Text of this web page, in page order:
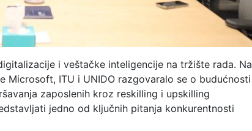
i veštačke inteligencije na tržište rada. Na
Microsoft, ITU i UNIDO razgovaralo se o budućnosti
zaposlenih kroz reskilling i upskilling
jedno od ključnih pitanja konkurentnosti